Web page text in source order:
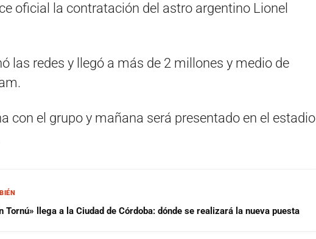
oficial la contratación del astro argentino Lionel
las redes y llegó a más de 2 millones y medio de
con el grupo y mañana será presentado en el estadio
Tornú» llega a la Ciudad de Córdoba: dónde se realizará la nueva puesta